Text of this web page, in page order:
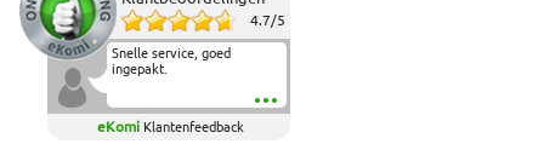
4.7/5
Snelle service, goed
ingepakt.
eKomi Klantenfeedback